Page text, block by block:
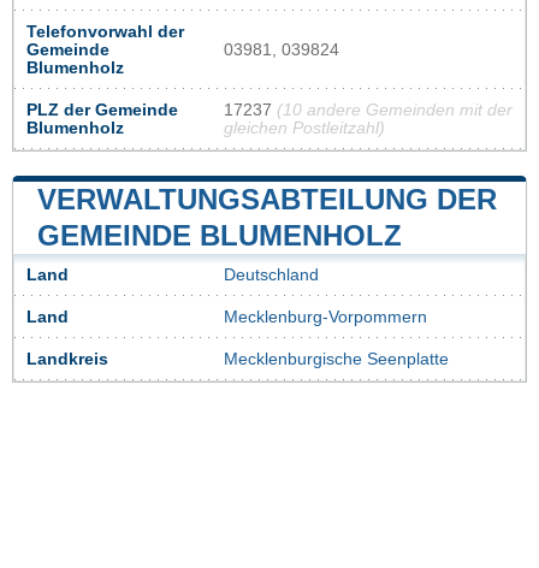
Telefonvorwahl der
Gemeinde
Blumenholz
03981, 039824
PLZ der Gemeinde
Blumenholz
17237 (10 andere Gemeinden mit der
gleichen Postleitzahl)
VERWALTUNGSABTEILUNG DER
GEMEINDE BLUMENHOLZ
Land Deutschland
Land Mecklenburg-Vorpommern
Landkreis Mecklenburgische Seenplatte